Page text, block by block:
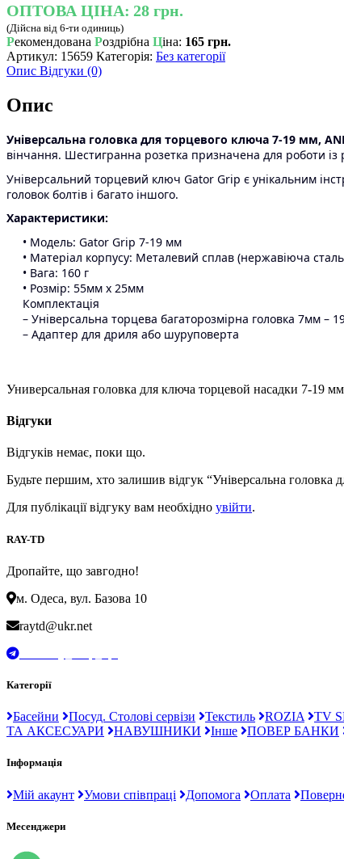
ОПТОВА ЦІНА: 28 грн.
(Дійсна від 6-ти одиниць)
Рекомендована Роздрібна Ціна: 165 грн.
Артикул: 15659 Категорія: Без категорії
Опис Відгуки (0)
Опис
Універсальна головка для торцевого ключа 7-19 мм,
вінчання. Шестигранна розетка призначена для роботи
Універсальний торцевий ключ Gator Grip є унікальним
головок болтів і багато іншого.
Характеристики:
• Модель: Gator Grip 7-19 мм
• Матеріал корпусу: Металевий сплав (нержавіюча
• Вага: 160 г
• Розмір: 55мм x 25мм
Комплектація
– Універсальна торцева багаторозмірна головка 7мм –
– Адаптер для дриля або шуруповерта
Универсальная головка для ключа торцевой насадки 7-19
Відгуки
Відгуків немає, поки що.
Будьте першим, хто залишив відгук “Універсальна
Для публікації відгуку вам необхідно увійти.
RAY-TD
Дропайте, що завгодно!
м. Одеса, вул. Базова 10
raytd@ukr.net
Категорії
Басейни Посуд. Столові сервізи Текстиль ROZIA TV
ТА АКСЕСУАРИ
НАВУШНИКИ Інше ПОВЕР БАНКИ
Інформація
Мій акаунт Умови співпраці Допомога Оплата
Месенджери